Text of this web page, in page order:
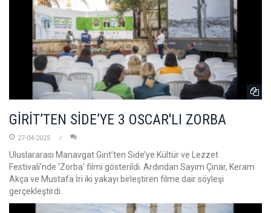
GİRİT’TEN SİDE’YE 3 OSCAR'LI ZORBA
27-04-2025
Uluslararası Manavgat Girit’ten Side’ye Kültür ve Lezzet
Festivali’nde 'Zorba' filmi gösterildi. Ardından Sayım Çınar, Keram
Akça ve Mustafa İri iki yakayı birleştiren filme dair söyleşi
gerçekleştirdi.